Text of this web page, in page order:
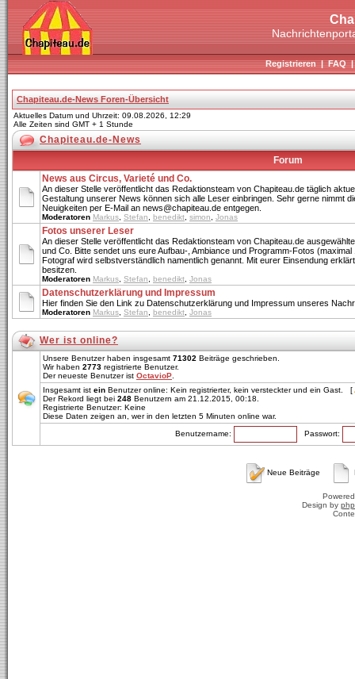
Registrieren|FAQ
Chapiteau.de-News Foren-Übersicht
Aktuelles Datum und Uhrzeit: 09.08.2026, 12:29
Alle Zeiten sind GMT + 1 Stunde
Chapiteau.de-News
Forum
News aus Circus, Varieté und Co.
An dieser Stelle veröffentlicht das Redaktionsteam von Chapiteau.de täglich
Gestaltung unserer News können sich alle Leser einbringen. Sehr gerne nimmt
Neuigkeiten per E-Mail an news@chapiteau.de entgegen.
Moderatoren Markus Stefan benedikt simon Jonas
Fotos unserer Leser
An dieser Stelle veröffentlicht das Redaktionsteam von Chapiteau.de
und Co. Bitte sendet uns eure Aufbau-, Ambiance und Programm-Fotos
Fotograf wird selbstverständlich namentlich genannt. Mit eurer Einsendung
besitzen.
Moderatoren Markus Stefan benedikt Jonas
Datenschutzerklärung und Impressum
Hier finden Sie den Link zu Datenschutzerklärung und Impressum unseres
Moderatoren Markus Stefan benedikt Jonas
Wer ist online?
Unsere Benutzer haben insgesamt 71302 Beiträge geschrieben.
Wir haben 2773 registrierte Benutzer.
Der neueste Benutzer ist OctavioP
Insgesamt ist ein Benutzer online: Kein registrierter, kein versteckter und ein Gast. [
Der Rekord liegt bei 248 Benutzern am 21.12.2015, 00:18.
Registrierte Benutzer: Keine
Diese Daten zeigen an, wer in den letzten 5 Minuten online war.
Benutzername: Passwort:
Neue Beiträge
Design by